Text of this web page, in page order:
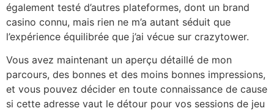
également testé d’autres plateformes, dont un brand
casino connu, mais rien ne m’a autant séduit que
l’expérience équilibrée que j’ai vécue sur crazytower.
Vous avez maintenant un aperçu détaillé de mon
parcours, des bonnes et des moins bonnes impressions,
et vous pouvez décider en toute connaissance de cause
si cette adresse vaut le détour pour vos sessions de jeu